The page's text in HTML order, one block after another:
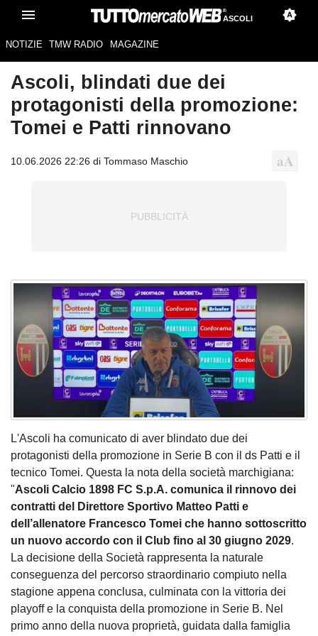
ASCOLI
NOTIZIE TMW RADIO MAGAZINE
Ascoli, blindati due dei
protagonisti della promozione:
Tomei e Patti rinnovano
10.06.2026 22:26 di Tommaso Maschio
L'Ascoli ha comunicato di aver blindato due dei
protagonisti della promozione in Serie B con il ds Patti e il
tecnico Tomei. Questa la nota della società marchigiana:
"Ascoli Calcio 1898 FC S.p.A. comunica il rinnovo dei
contratti del Direttore Sportivo Matteo Patti e
dell’allenatore Francesco Tomei che hanno sottoscritto
un nuovo accordo con il Club fino al 30 giugno 2029.
La decisione della Società rappresenta la naturale
conseguenza del percorso straordinario compiuto nella
stagione appena conclusa, culminata con la vittoria dei
playoff e la conquista della promozione in Serie B. Nel
primo anno della nuova proprietà, guidata dalla famiglia